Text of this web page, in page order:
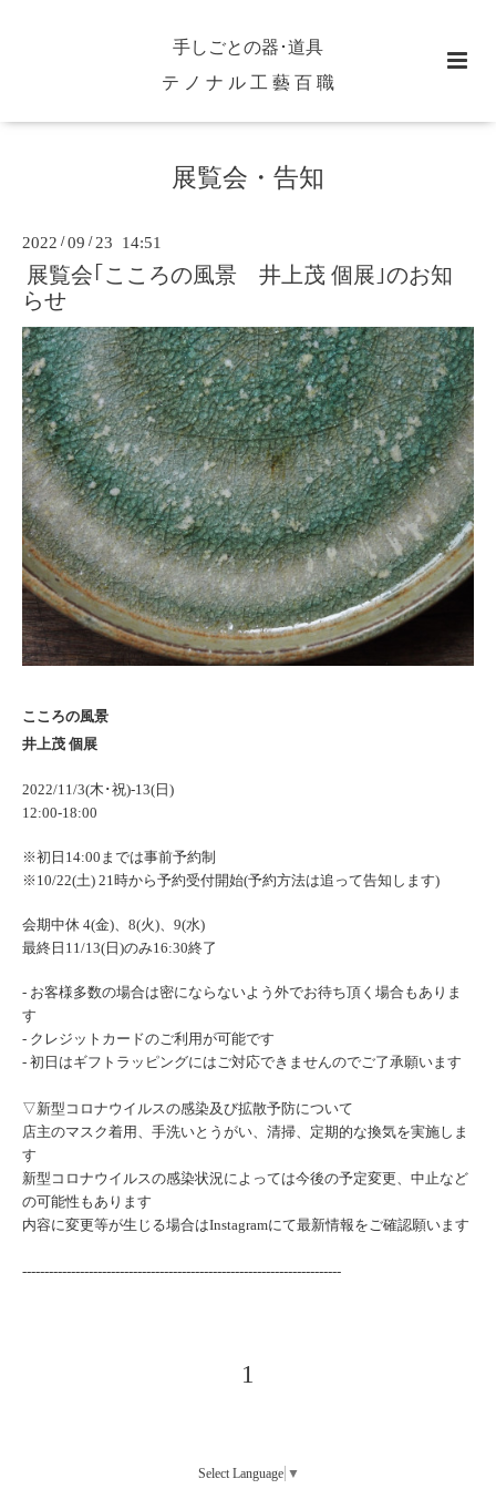
手しごとの器･道具
テ ノ ナ ル 工 藝 百 職
展覧会・告知
2022 /09 / 23 14:51
展覧会｢こころの風景 井上茂 個展｣のお知
らせ
こころの風景
井上茂 個展
2022/11/3(木･祝)-13(日)
12:00-18:00
※初日14:00までは事前予約制
※10/22(土) 21時から予約受付開始(予約方法は追って告知します)
会期中休 4(金)、8(火)、9(水)
最終日11/13(日)のみ16:30終了
- お客様多数の場合は密にならないよう外でお待ち頂く場合もありま
す
- クレジットカードのご利用が可能です
- 初日はギフトラッピングにはご対応できませんのでご了承願います
▽新型コロナウイルスの感染及び拡散予防について
店主のマスク着用、手洗いとうがい、清掃、定期的な換気を実施しま
す
新型コロナウイルスの感染状況によっては今後の予定変更、中止など
の可能性もあります
内容に変更等が生じる場合はInstagramにて最新情報をご確認願います
------------------------------------------------------------------------
1
Select Language ▼